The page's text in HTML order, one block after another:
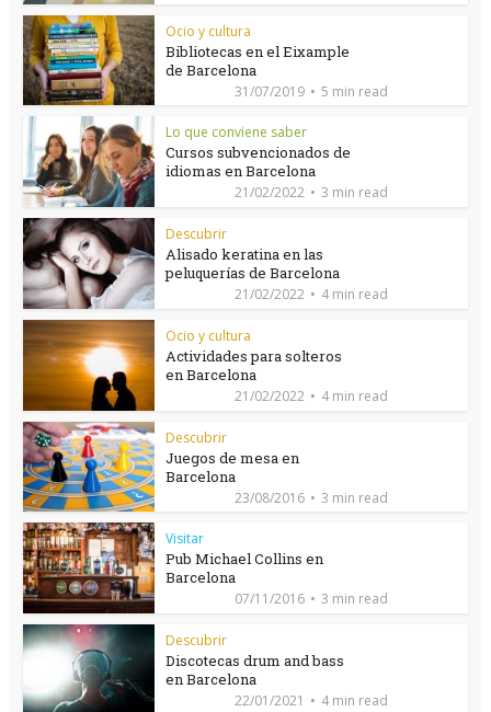
Ocio y cultura
Bibliotecas en el Eixample
de Barcelona
31/07/2019 5 min read
Lo que conviene saber
Cursos subvencionados de
idiomas en Barcelona
21/02/2022 3 min read
Descubrir
Alisado keratina en las
peluquerías de Barcelona
21/02/2022 4 min read
Ocio y cultura
Actividades para solteros
en Barcelona
21/02/2022 4 min read
Descubrir
Juegos de mesa en
Barcelona
23/08/2016 3 min read
Visitar
Pub Michael Collins en
Barcelona
07/11/2016 3 min read
Descubrir
Discotecas drum and bass
en Barcelona
22/01/2021 4 min read